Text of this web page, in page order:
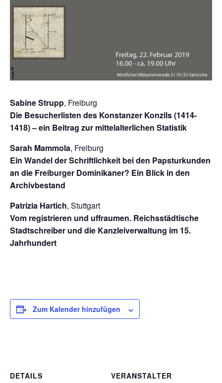
Sabine Strupp, Freiburg
Die Besucherlisten des Konstanzer Konzils (1414-
1418) – ein Beitrag zur mittelalterlichen Statistik
Sarah Mammola, Freiburg
Ein Wandel der Schriftlichkeit bei den Papsturkunden
an die Freiburger Dominikaner? Ein Blick in den
Archivbestand
Patrizia Hartich, Stuttgart
Vom registrieren und uffraumen. Reichsstädtische
Stadtschreiber und die Kanzleiverwaltung im 15.
Jahrhundert
Zum Kalender hinzufügen
DETAILS
VERANSTALTER